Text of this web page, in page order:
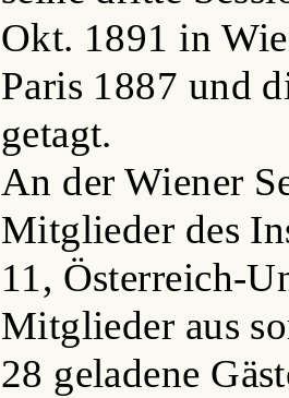
Okt. 1891 in
Paris 1887 und
getagt.
An der Wiener
Mitglieder des
11, Österreich-
Mitglieder aus
28 geladene